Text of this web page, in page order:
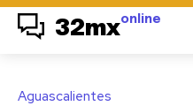
32mxonline
Aguascalientes